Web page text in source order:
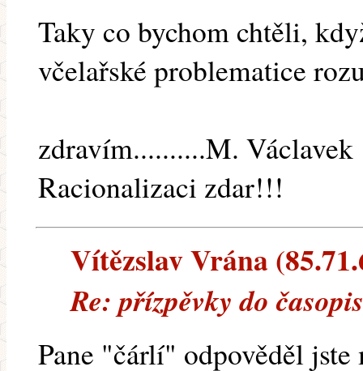
Taky co bychom chtěli,
včelařské problematice
zdravím..........M. Václavek
Racionalizaci zdar!!!
Vítězslav Vrána
Re: přízpěvky do
Pane "čárlí" odpověděl